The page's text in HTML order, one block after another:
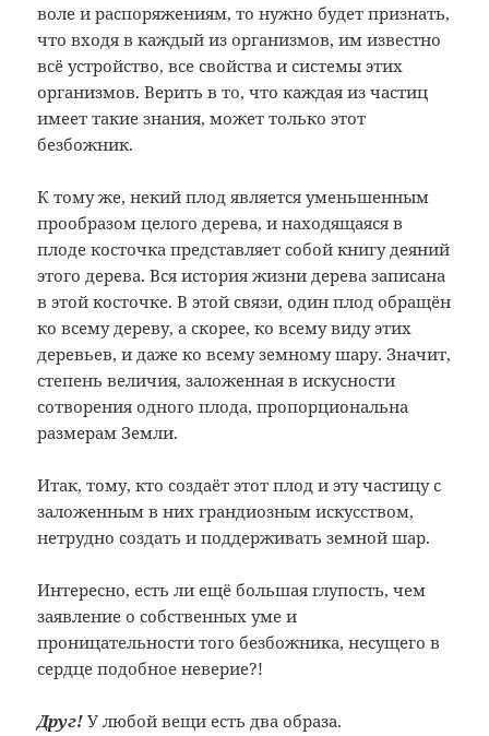
воле и распоряжениям, то нужно будет признать,
что входя в каждый из организмов, им известно
всё устройство, все свойства и системы этих
организмов. Верить в то, что каждая из частиц
имеет такие знания, может только этот
безбожник.
К тому же, некий плод является уменьшенным
прообразом целого дерева, и находящаяся в
плоде косточка представляет собой книгу деяний
этого дерева. Вся история жизни дерева записана
в этой косточке. В этой связи, один плод обращён
ко всему дереву, а скорее, ко всему виду этих
деревьев, и даже ко всему земному шару. Значит,
степень величия, заложенная в искусности
сотворения одного плода, пропорциональна
размерам Земли.
Итак, тому, кто создаёт этот плод и эту частицу с
заложенным в них грандиозным искусством,
нетрудно создать и поддерживать земной шар.
Интересно, есть ли ещё большая глупость, чем
заявление о собственных уме и
проницательности того безбожника, несущего в
сердце подобное неверие?!
Друг! У любой вещи есть два образа.